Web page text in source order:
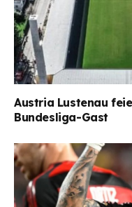
Austria Lustenau
Bundesliga-Gast